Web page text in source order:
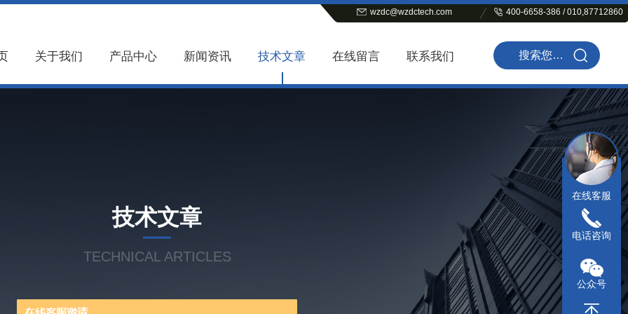
wzdc@wzdctech.com 400-6658-386 / 010,87712860
关于我们 产品中心 新闻资讯 技术文章 在线留言 联系我们
技术文章
TECHNICAL ARTICLES
在线客服
电话咨询
公众号